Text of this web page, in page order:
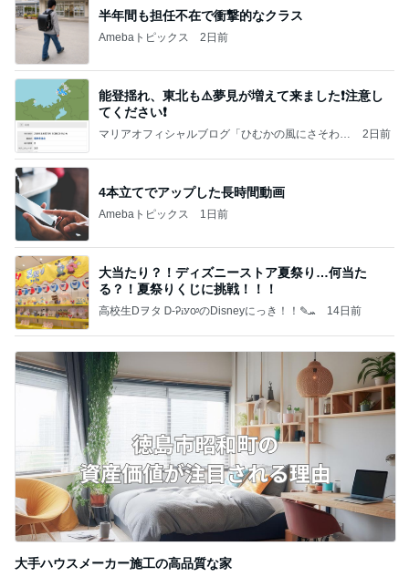
半年間も担任不在で衝撃的なクラス
Amebaトピックス 2日前
能登揺れ、東北も⚠️夢見が増えて来ました❗️注意し
てください❗️
マリアオフィシャルブログ「ひむかの風にさそわれ
2日前
4本立てでアップした長時間動画
Amebaトピックス 1日前
大当たり？！ディズニーストア夏祭り…何当た
る？！夏祭りくじに挑戦！！！
高校生Dヲタ Ꭰ-ᎮꭵꭹꭴのDisneyにっき！！✎ܚ 14日前
大手ハウスメーカー施工の高品質な家